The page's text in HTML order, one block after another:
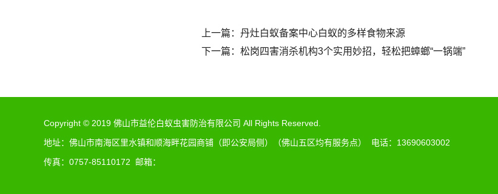
上一篇： 丹灶白蚁备案中心白蚁的多样食物来源
下一篇： 松岗四害消杀机构3个实用妙招，轻松把蟑螂“一锅端”
Copyright © 2019 佛山市益伦白蚁虫害防治有限公司 All Rights Reserved.
地址：佛山市南海区里水镇和顺海畔花园商铺（即公安局侧）（佛山五区均有服务点） 电话：13690603002
传真：0757-85110172 邮箱：